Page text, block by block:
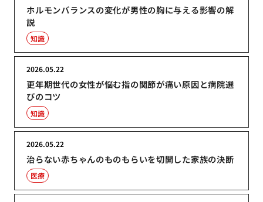
ホルモンバランスの変化が男性の胸に与える影響の解
説
知識
更年期世代の女性が悩む指の関節が痛い原因と病院選
びのコツ
2026.05.22
知識
治らない赤ちゃんのものもらいを切開した家族の決断
2026.05.22
医療